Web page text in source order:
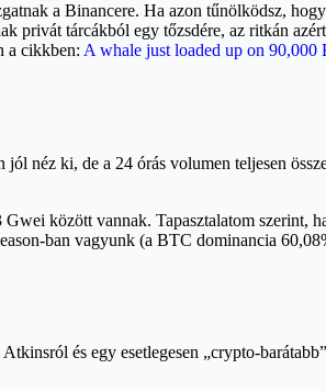
a Binancere. Ha azon tűnölködsz,
privát tárcákból egy tőzsdére, az ritkán
a cikkben: A whale just loaded up on 90,000
néz ki, de a 24 órás volumen teljesen
között vannak. Tapasztalatom szerint,
ban vagyunk (a BTC dominancia
és egy esetlegesen „crypto-